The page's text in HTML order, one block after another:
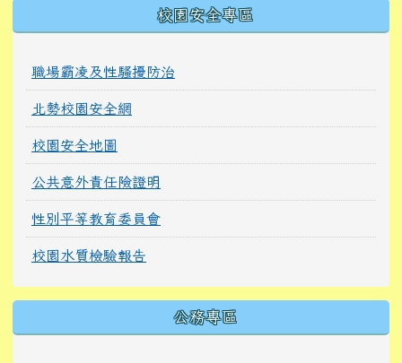
校園安全專區
職場霸凌及性騷擾防治
北勢校園安全網
校園安全地圖
公共意外責任險證明
性別平等教育委員會
校園水質檢驗報告
公務專區